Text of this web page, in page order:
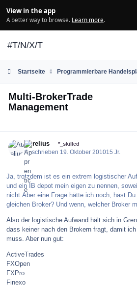
View in the app
A better way to browse. Learn more.
#T/N/X/T
Startseite Programmierbare
Multi-BrokerTrade
Management
Aurelius *_skilled
Geschrieben 19. Oktober 201015 Jr.
Ja, trotzdem ist es ein extrem logistischer
und ein IB depot mein eigen zu nennen,
nicht.Aber eine Frage hätte ich noch, hast
gleichen Broker? Und wenn, welcher Broker
Also der logistische Aufwand hält sich in
dass keiner nach den Brokern fragt, damit
muss. Aber nun gut:
ActiveTrades
FXOpen
FXPro
Finexo